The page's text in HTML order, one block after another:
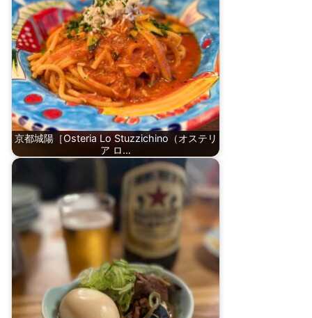
京都城陽［Osteria Lo Stuzzichino（オステリ
ア ロ…